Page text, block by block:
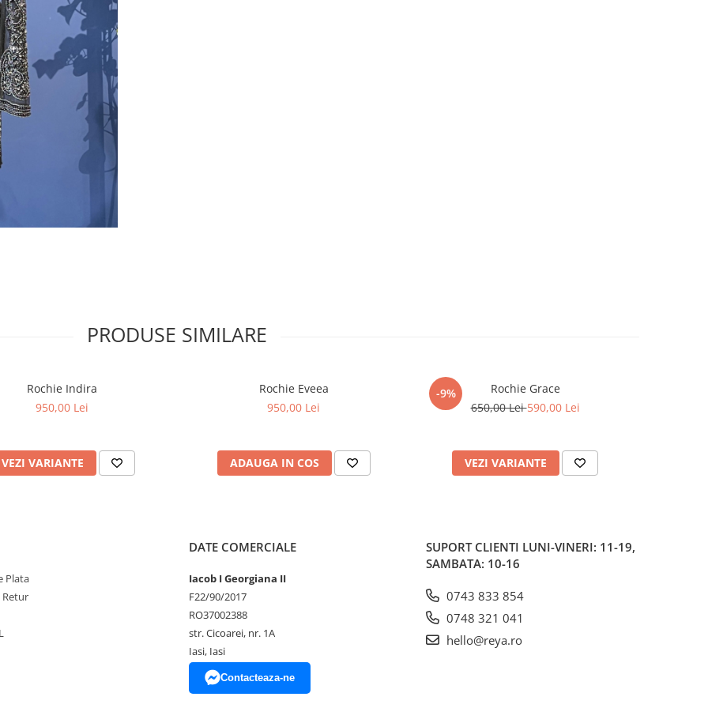
PRODUSE SIMILARE
Rochie Indira
950,00 Lei
VEZI VARIANTE
Rochie Eveea
950,00 Lei
ADAUGA IN COS
-9%
Rochie Grace
650,00 Lei590,00 Lei
VEZI VARIANTE
Plata
Retur
DATE COMERCIALE
Iacob I Georgiana II
F22/90/2017
RO37002388
str. Cicoarei, nr. 1A
Iasi, Iasi
Contacteaza-ne
SUPORT CLIENTI LUNI-VINERI: 11-19,
SAMBATA: 10-16
0743 833 854
0748 321 041
hello@reya.ro